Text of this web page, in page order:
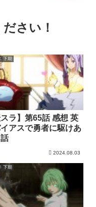
さい！
下期
スラ】第65話 感想 英
アスで勇者に駆けあ
2024.08.03
下期